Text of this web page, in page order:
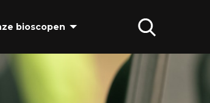
bioscopen